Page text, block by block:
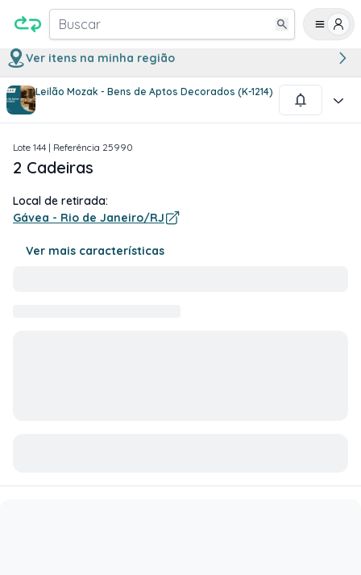
Buscar
Ver itens na minha região
Leilão Mozak - Bens de Aptos Decorados (K-1214)
1/1
Lote 144 | Referência 25990
2 Cadeiras
Local de retirada:
Gávea - Rio de Janeiro/RJ
Ver mais características